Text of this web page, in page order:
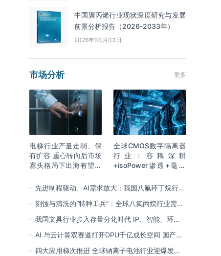
中国聚丙烯行业现状深度研究与发展
前景分析报告（2026-2033年）
2026年03月03日
市场分析 更多
电梯行业产量走弱、保
有扩容 重心转向后市场
寡头格局下出海有望持
全球CMOS数字隔离器
行业：容耦深耕
+isoPower渗透+毫米
球引领迈进
先进制程驱动、AI需求放大：我国八氟环丁烷行业
需求爆发与国产替代进程
刻蚀与清洗的“特种工兵”：全球八氟丙烷行业需求
释放 国产初露锋芒
我国文具行业步入存量分化时代 IP、智能、环保
成企业构建核心竞争力关键
AI 与云计算双赛道打开DPU千亿成长空间 国产厂
商突破技术壁垒迎替代窗口期
四大应用梯次推进 全球钠离子电池行业迎爆发窗